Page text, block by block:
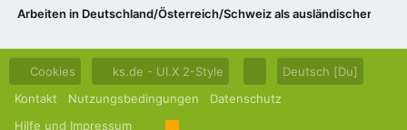
Arbeiten in Deutschland/Österreich/Schweiz als ausländischer
Cookies ks.de - UI.X 2-Style
Deutsch [Du]
Kontakt
Nutzungsbedingungen
Datenschutz
Hilfe und Impressum
R